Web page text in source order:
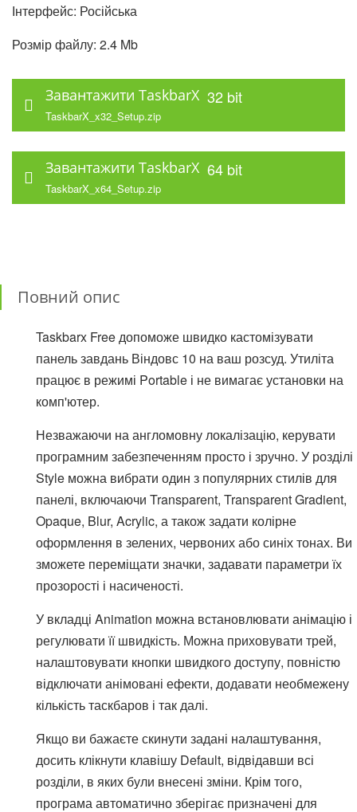
Інтерфейс: Російська
Розмір файлу: 2.4 Mb
Завантажити TaskbarX 32 bit
TaskbarX_x32_Setup.zip
Завантажити TaskbarX 64 bit
TaskbarX_x64_Setup.zip
Повний опис
Taskbarx Free допоможе швидко кастомізувати
панель завдань Віндовс 10 на ваш розсуд. Утиліта
працює в режимі Portable і не вимагає установки на
комп'ютер.
Незважаючи на англомовну локалізацію, керувати
програмним забезпеченням просто і зручно. У розділі
Style можна вибрати один з популярних стилів для
панелі, включаючи Transparent, Transparent Gradient,
Opaque, Blur, Acrylic, а також задати колірне
оформлення в зелених, червоних або синіх тонах. Ви
зможете переміщати значки, задавати параметри їх
прозорості і насиченості.
У вкладці Animation можна встановлювати анімацію і
регулювати її швидкість. Можна приховувати трей,
налаштовувати кнопки швидкого доступу, повністю
відключати анімовані ефекти, додавати необмежену
кількість таскбаров і так далі.
Якщо ви бажаєте скинути задані налаштування,
досить клікнути клавішу Default, відвідавши всі
розділи, в яких були внесені зміни. Крім того,
програма автоматично зберігає призначені для